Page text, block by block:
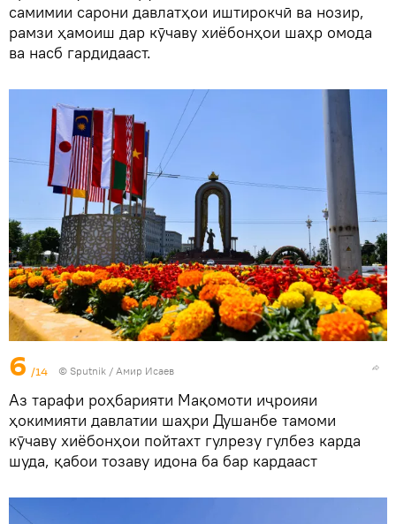
самимии сарони давлатҳои иштирокчӣ ва нозир,
рамзи ҳамоиш дар кӯчаву хиёбонҳои шаҳр омода
ва насб гардидааст.
6 /14 © Sputnik / Амир Исаев
Аз тарафи роҳбарияти Мақомоти иҷроияи
ҳокимияти давлатии шаҳри Душанбе тамоми
кӯчаву хиёбонҳои пойтахт гулрезу гулбез карда
шуда, қабои тозаву идона ба бар кардааст